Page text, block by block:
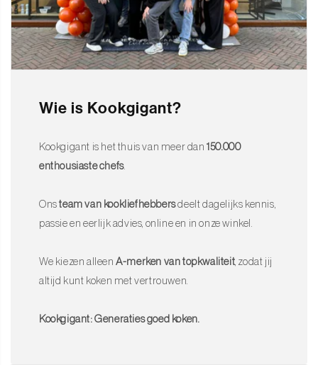
Wie is Kookgigant?
Kookgigant is het thuis van meer dan150.000
enthousiaste chefs.
Onsteam van kookliefhebbersdeelt dagelijks kennis,
passie en eerlijk advies, online en in onze winkel.
We kiezen alleenA-merken van topkwaliteit , zodat jij
altijd kunt koken met vertrouwen.
Kookgigant: Generaties goed koken.